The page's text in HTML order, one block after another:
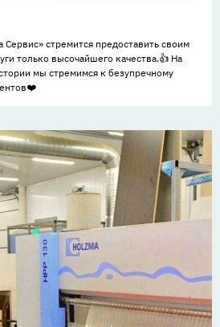
Сервис» стремится предоставить своим
только высочайшего качества.👍 На
мы стремимся к безупречному